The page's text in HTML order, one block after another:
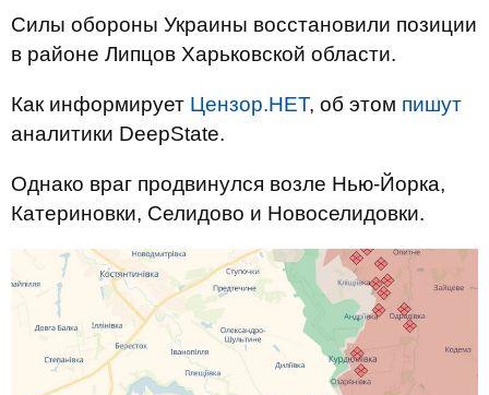
Силы обороны Украины восстановили позиции
в районе Липцов Харьковской области.
Как информирует Цензор.НЕТ, об этом пишут
аналитики DeepState.
Однако враг продвинулся возле Нью-Йорка,
Катериновки, Селидово и Новоселидовки.